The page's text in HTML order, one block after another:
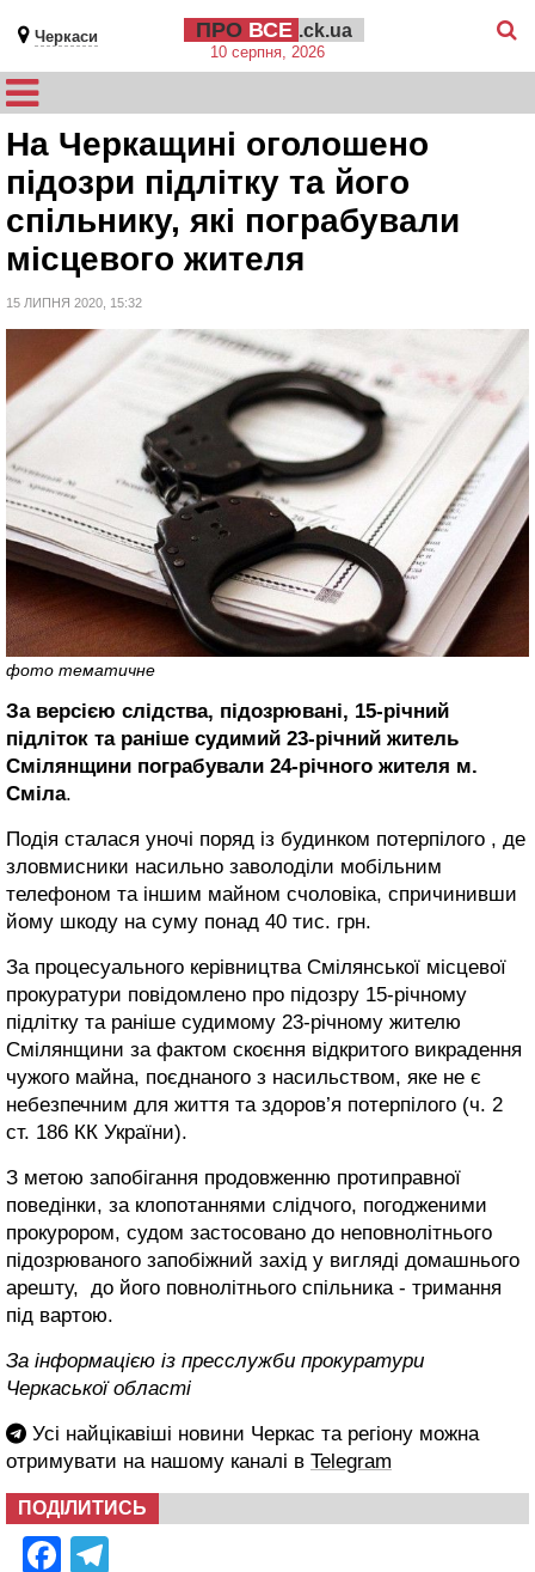
Черкаси ПРО ВСЕ .ck.ua
10 серпня, 2026
На Черкащині оголошено
підозри підлітку та його
спільнику, які пограбували
місцевого жителя
15 ЛИПНЯ 2020, 15:32
фото тематичне
За версією слідства, підозрювані, 15-річний
підліток та раніше судимий 23-річний житель
Смілянщини пограбували 24-річного жителя м.
Сміла.
Подія сталася уночі поряд із будинком потерпілого , де
зловмисники насильно заволоділи мобільним
телефоном та іншим майном счоловіка, спричинивши
йому шкоду на суму понад 40 тис. грн.
За процесуального керівництва Смілянської місцевої
прокуратури повідомлено про підозру 15-річному
підлітку та раніше судимому 23-річному жителю
Смілянщини за фактом скоєння відкритого викрадення
чужого майна, поєднаного з насильством, яке не є
небезпечним для життя та здоров’я потерпілого (ч. 2
ст. 186 КК України).
З метою запобігання продовженню протиправної
поведінки, за клопотаннями слідчого, погодженими
прокурором, судом застосовано до неповнолітнього
підозрюваного запобіжний захід у вигляді домашнього
арешту, до його повнолітнього спільника - тримання
під вартою.
За інформацією із пресслужби прокуратури
Черкаської області
Усі найцікавіші новини Черкас та регіону можна
отримувати на нашому каналі в Telegram
ПОДІЛИТИСЬ
Facebook